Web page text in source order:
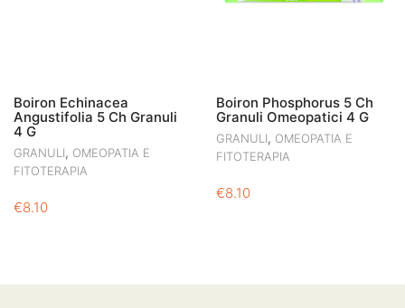
Boiron Echinacea
Angustifolia 5 Ch Granuli
4 G
GRANULI, OMEOPATIA E
FITOTERAPIA
€8.10
Boiron Phosphorus 5 Ch
Granuli Omeopatici 4 G
GRANULI, OMEOPATIA E
FITOTERAPIA
€8.10